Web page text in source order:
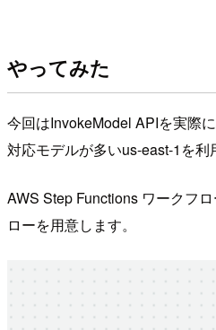
やってみた
今回はInvokeModel APIを実際
対応モデルが多いus-east-1を利
AWS Step Functions ワークフ
ローを用意します。